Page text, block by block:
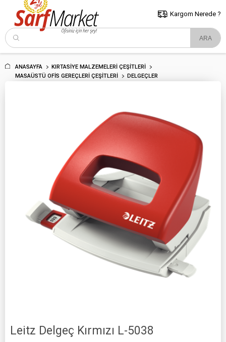
5000 TL ve Üzeri Alışverişlerde İstanbul İçi Kargo Bedava!
ve Trakya İçin Tıklayın..
Kargom Nerede ?
ANASAYFA
KIRTASIYE MALZEMELERI ÇEŞITLERI
MASAÜSTÜ OFIS GEREÇLERI ÇEŞITLERI
DELGEÇLER
Leitz Delgeç Kırmızı L-5038